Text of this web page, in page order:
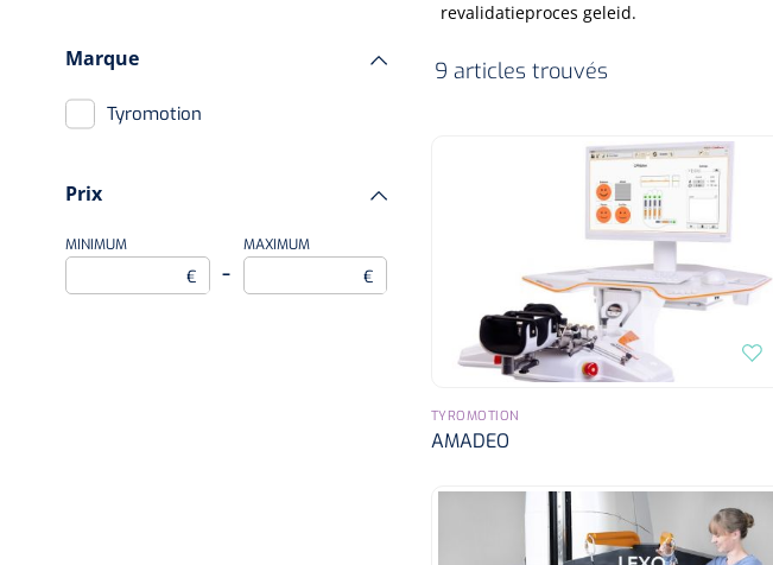
Marque
Tyromotion
Prix
MINIMUM
€ –
MAXIMUM
€
revalidatieproces geleid.
9 articles trouvés
TYROMOTION
AMADEO